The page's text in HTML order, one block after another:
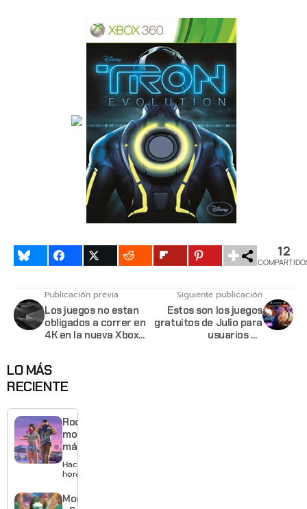
12
Publicación previa
Los juegos no estan
obligados a correr en
4K en la nueva Xbox
Siguiente publicación
Estos son los juegos
gratuitos de Julio para
usuarios de
LO MÁS
RECIENTE
Rockstar
mostrará
más de
GTA 6 en
agosto
estreno
Hace 17
horas
Moonlighte